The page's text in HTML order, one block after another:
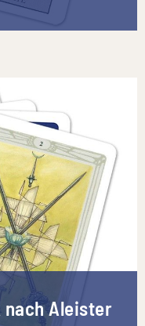
nach Aleister